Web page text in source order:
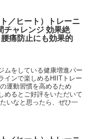
／ヒート）トレーニ
チャレンジ 効果絶
痛防止にも効果的
ムをしている健康増進パー
インで楽しめるHIITトレー
運動習慣を高めるため
めるとご好評をいただいて
いなと思ったら、ぜひ一